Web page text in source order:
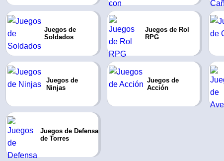
Juegos de
Soldados
Juegos de Rol
RPG
Juegos de
Ninjas
Juegos de
Acción
Juegos de Defensa
de Torres